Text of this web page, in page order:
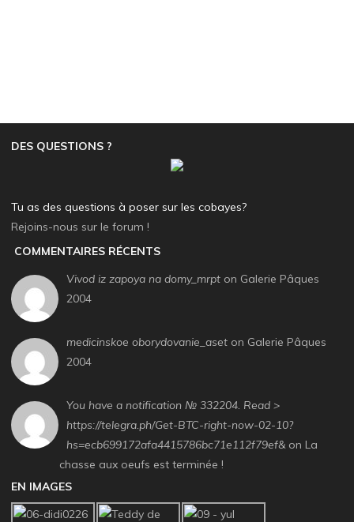
DES QUESTIONS ?
Tu as des questions à poser sur les cobayes?
Rejoins-nous sur le forum !
COMMENTAIRES RÉCENTS
Vivod iz zapoya na domy_mrpt on Galerie Pâques
2004
medicinskoe oborydovanie_aset on Galerie Pâques
2004
You have a notification № 332204. Read >
https://telegra.ph/Get-BTC-right-now-02-10?
hs=ecb699172afa4415786bc71e112f79ef&on La
chasse aux oeufs est terminée !
EN IMAGES